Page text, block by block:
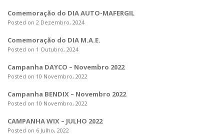
Comemoração do DIA AUTO-MAFERGIL
Posted on 2 Dezembro, 2024
Comemoração do DIA M.A.E.
Posted on 1 Outubro, 2024
Campanha DAYCO – Novembro 2022
Posted on 10 Novembro, 2022
Campanha BENDIX – Novembro 2022
Posted on 10 Novembro, 2022
CAMPANHA WIX – JULHO 2022
Posted on 6 Julho, 2022